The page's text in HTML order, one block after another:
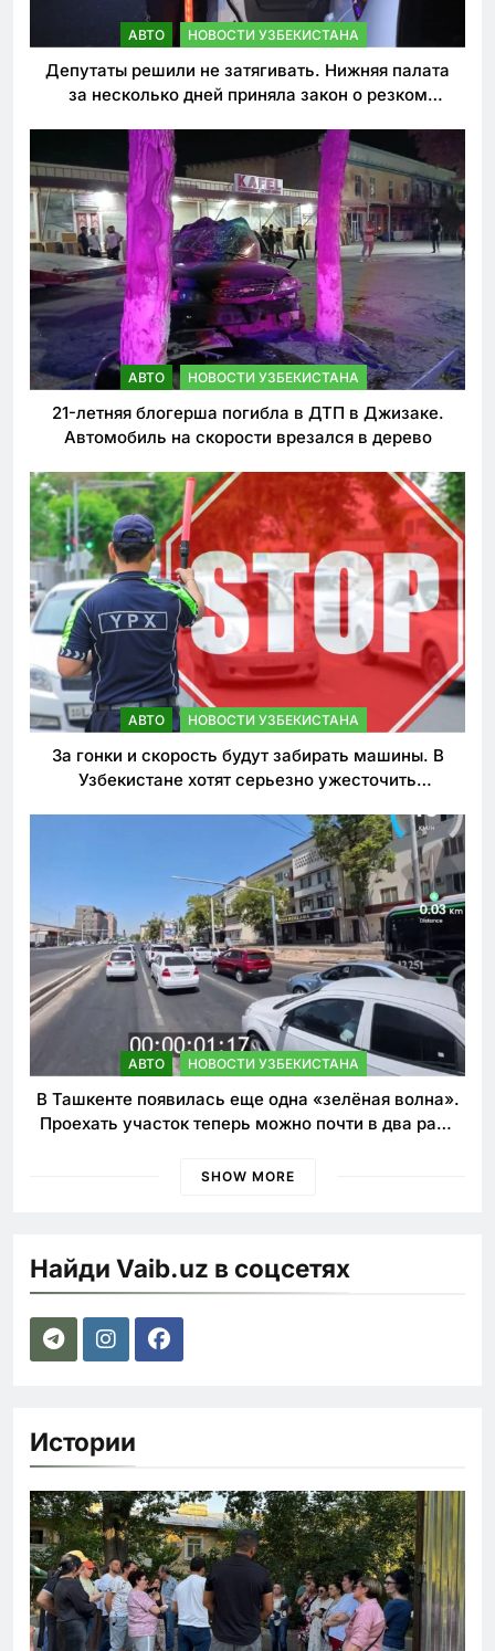
АВТО НОВОСТИ УЗБЕКИСТАНА
Депутаты решили не затягивать. Нижняя палата
за несколько дней приняла закон о резком
АВТО НОВОСТИ УЗБЕКИСТАНА
21-летняя блогерша погибла в ДТП в Джизаке.
Автомобиль на скорости врезался в дерево
АВТО НОВОСТИ УЗБЕКИСТАНА
За гонки и скорость будут забирать машины. В
Узбекистане хотят серьезно ужесточить
АВТО НОВОСТИ УЗБЕКИСТАНА
В Ташкенте появилась еще одна «зелёная волна».
Проехать участок теперь можно почти в два раза
SHOW MORE
Найди Vaib.uz в соцсетях
Истории